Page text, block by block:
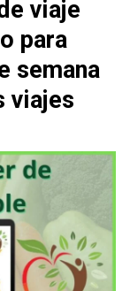
viaje
para
semana
viajes